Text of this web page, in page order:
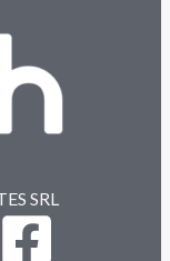
SRL